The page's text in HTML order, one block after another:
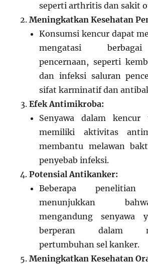
seperti arthritis dan sakit
Meningkatkan Kesehatan
Konsumsi kencur dapat
mengatasi
pencernaan, seperti
dan infeksi saluran
sifat karminatif dan
Efek Antimikroba:
Senyawa dalam
memiliki aktivitas
membantu melawan
penyebab infeksi.
Potensial Antikanker:
Beberapa penelitian
menunjukkan
mengandung senyawa
berperan dalam
pertumbuhan sel kanker.
Meningkatkan Kesehatan